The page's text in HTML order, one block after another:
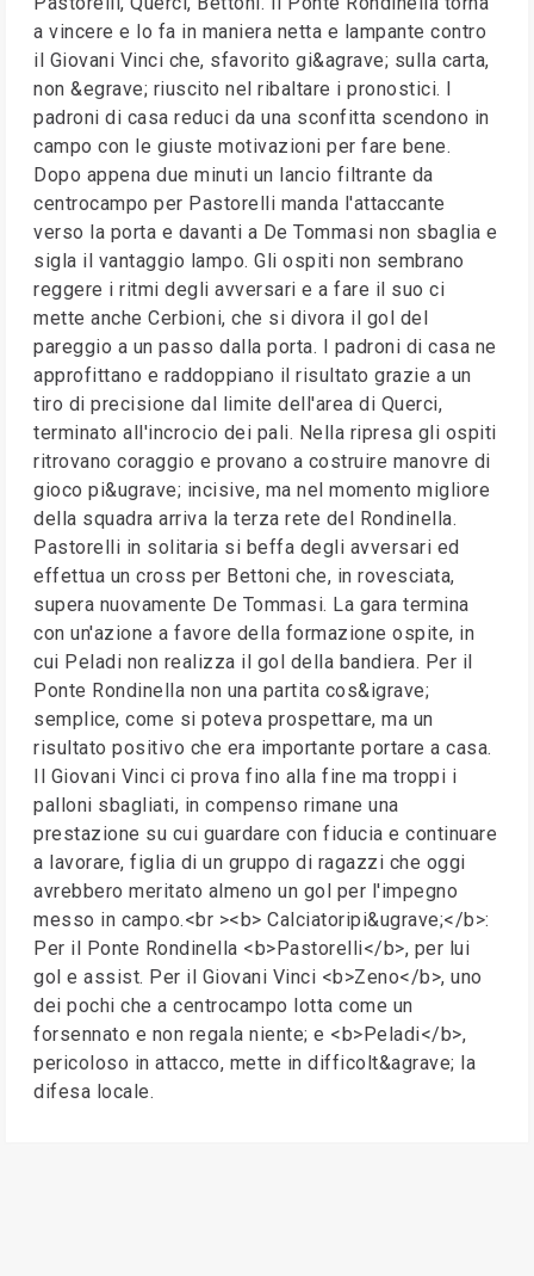
a vincere e lo fa in maniera netta e lampante contro
il Giovani Vinci che, sfavorito gi&agrave; sulla carta,
non &egrave; riuscito nel ribaltare i pronostici. I
padroni di casa reduci da una sconfitta scendono in
campo con le giuste motivazioni per fare bene.
Dopo appena due minuti un lancio filtrante da
centrocampo per Pastorelli manda l'attaccante
verso la porta e davanti a De Tommasi non sbaglia e
sigla il vantaggio lampo. Gli ospiti non sembrano
reggere i ritmi degli avversari e a fare il suo ci
mette anche Cerbioni, che si divora il gol del
pareggio a un passo dalla porta. I padroni di casa ne
approfittano e raddoppiano il risultato grazie a un
tiro di precisione dal limite dell'area di Querci,
terminato all'incrocio dei pali. Nella ripresa gli ospiti
ritrovano coraggio e provano a costruire manovre di
gioco pi&ugrave; incisive, ma nel momento migliore
della squadra arriva la terza rete del Rondinella.
Pastorelli in solitaria si beffa degli avversari ed
effettua un cross per Bettoni che, in rovesciata,
supera nuovamente De Tommasi. La gara termina
con un'azione a favore della formazione ospite, in
cui Peladi non realizza il gol della bandiera. Per il
Ponte Rondinella non una partita cos&igrave;
semplice, come si poteva prospettare, ma un
risultato positivo che era importante portare a casa.
Il Giovani Vinci ci prova fino alla fine ma troppi i
palloni sbagliati, in compenso rimane una
prestazione su cui guardare con fiducia e continuare
a lavorare, figlia di un gruppo di ragazzi che oggi
avrebbero meritato almeno un gol per l'impegno
messo in campo.<br ><b> Calciatoripi&ugrave;</b>:
Per il Ponte Rondinella <b>Pastorelli</b>, per lui
gol e assist. Per il Giovani Vinci <b>Zeno</b>, uno
dei pochi che a centrocampo lotta come un
forsennato e non regala niente; e <b>Peladi</b>,
pericoloso in attacco, mette in difficolt&agrave; la
difesa locale.